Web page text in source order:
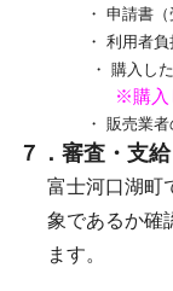
・ 申請書（
・ 利用者
・ 購入し
※購入
・ 販売業
７． 審査・支給
富士河口湖町
象であるか確
ます。